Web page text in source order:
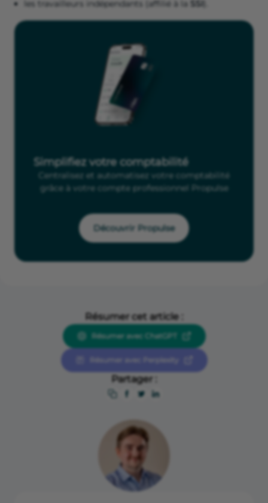
les travailleurs indépendants (affilié à la SSI
Simplifiez votre comptabilité
Centralisez et automatisez votre comptabilité
grâce à votre compte professionnel Propulse
Découvrir Propulse
Résumer cet article :
Résumer avec ChatGPT
Résumer avec Perplexity
Partager :